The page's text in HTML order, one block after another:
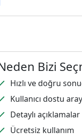
Bizi
Hızlı ve doğru
Kullanıcı dostu
Detaylı açıklamalar
Ücretsiz kullanım